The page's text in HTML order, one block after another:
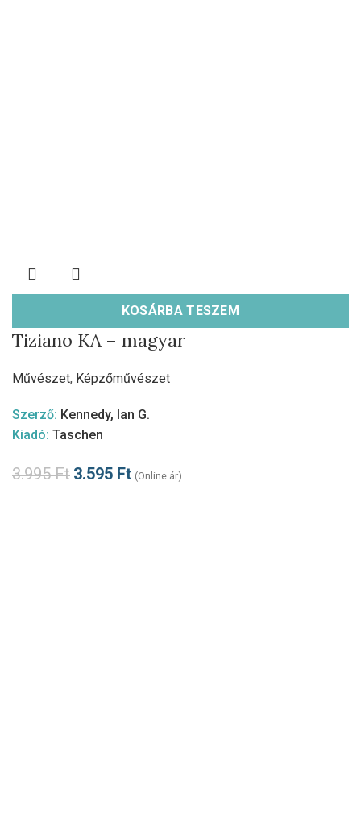
KOSÁRBA TESZEM
Tiziano KA – magyar
Művészet, Képzőművészet
Szerző: Kennedy, Ian G.
Kiadó: Taschen
3.995Ft 3.595 Ft (Online ár)